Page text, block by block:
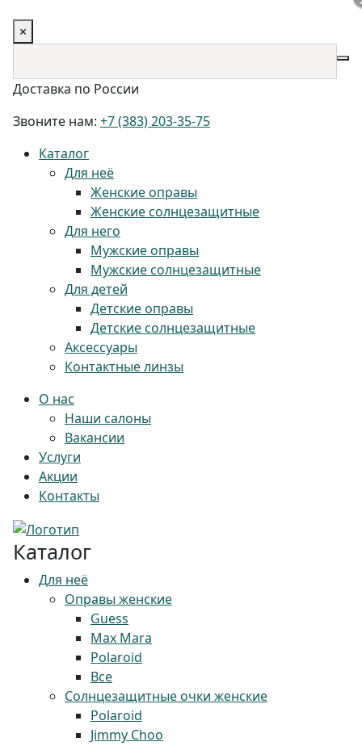
×
Доставка по России
Звоните нам: +7 (383) 203-35-75
Каталог
Для неё
Женские оправы
Женские солнцезащитные
Для него
Мужские оправы
Мужские солнцезащитные
Для детей
Детские оправы
Детские солнцезащитные
Аксессуары
Контактные линзы
О нас
Наши салоны
Вакансии
Услуги
Акции
Контакты
Каталог
Для неё
Оправы женские
Guess
Max Mara
Polaroid
Все
Солнцезащитные очки женские
Polaroid
Jimmy Choo